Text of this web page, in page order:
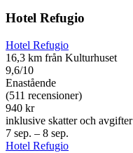
Hotel Refugio
Hotel Refugio
16,3 km från Kulturhuset
9,6/10
Enastående
(511 recensioner)
940 kr
inklusive skatter och avgifter
7 sep. – 8 sep.
Hotel Refugio